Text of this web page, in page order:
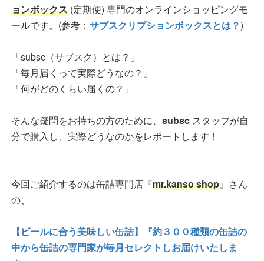
ョンボックス (定期便) 専門のオンラインショッピングモ
ールです。(参考： サブスクリプションボックスとは？)
「subsc（サブスク）とは？」
「毎月届くって実際どうなの？」
「何がどのくらい届くの？」
そんな疑問をお持ちの方のために、 subsc スタッフが自
分で購入し、実際どうなのかをレポートします！
今回ご紹介するのは缶詰専門店『mr.kanso shop』さん
の、
【ビールに合う美味しい缶詰】『約３００種類の缶詰の
中から缶詰の専門家が毎月セレクトしお届けいたしま